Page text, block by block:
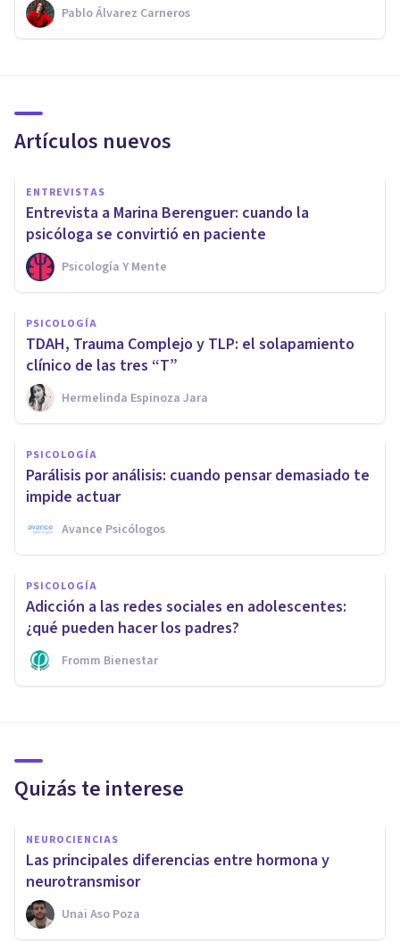
Pablo Álvarez Carneros
Artículos nuevos
ENTREVISTAS
Entrevista a Marina Berenguer: cuando la
psicóloga se convirtió en paciente
Psicología Y Mente
PSICOLOGÍA
TDAH, Trauma Complejo y TLP: el solapamiento
clínico de las tres “T”
Hermelinda Espinoza Jara
PSICOLOGÍA
Parálisis por análisis: cuando pensar demasiado te
impide actuar
Avance Psicólogos
PSICOLOGÍA
Adicción a las redes sociales en adolescentes:
¿qué pueden hacer los padres?
Fromm Bienestar
Quizás te interese
NEUROCIENCIAS
Las principales diferencias entre hormona y
neurotransmisor
Unai Aso Poza